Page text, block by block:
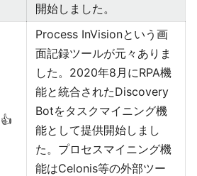
開始しました。
👍
Process InVisionという画
面記録ツールが元々ありま
した。2020年8月にRPA機
能と統合されたDiscovery
Botをタスクマイニング機
能として提供開始しまし
た。プロセスマイニング機
能はCelonis等の外部ツー